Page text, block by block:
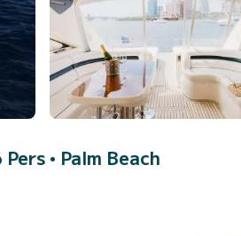
• Palm Beach